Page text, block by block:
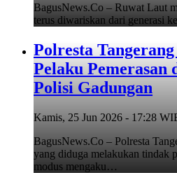
BagusNews.Co – Ruwat Laut
terus diwariskan dari generasi
Polresta
Pelaku Pemerasan
Polisi Gadungan
Kamis, 25 Jun 2026 - 17:28
BagusNews.Co – Polresta
yang diduga melakukan tindak
modus mengaku…